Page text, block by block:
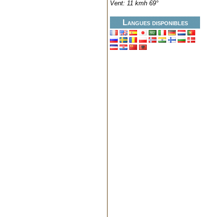
Vent: 11 kmh 69°
Langues disponibles